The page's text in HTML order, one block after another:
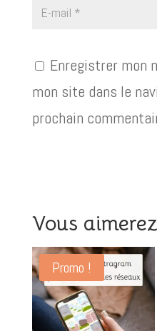
Enregistrer mon
mon site dans le
prochain
Vous
Promo !